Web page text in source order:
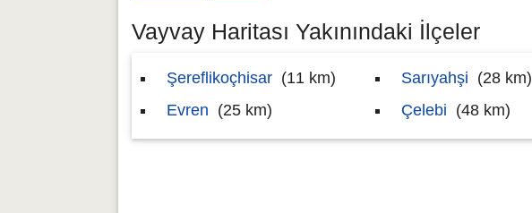
Vayvay Haritası Yakınındaki İlçeler
Şereflikoçhisar (11 km)
Evren (25 km)
Sarıyahşi (28 km)
Çelebi (48 km)